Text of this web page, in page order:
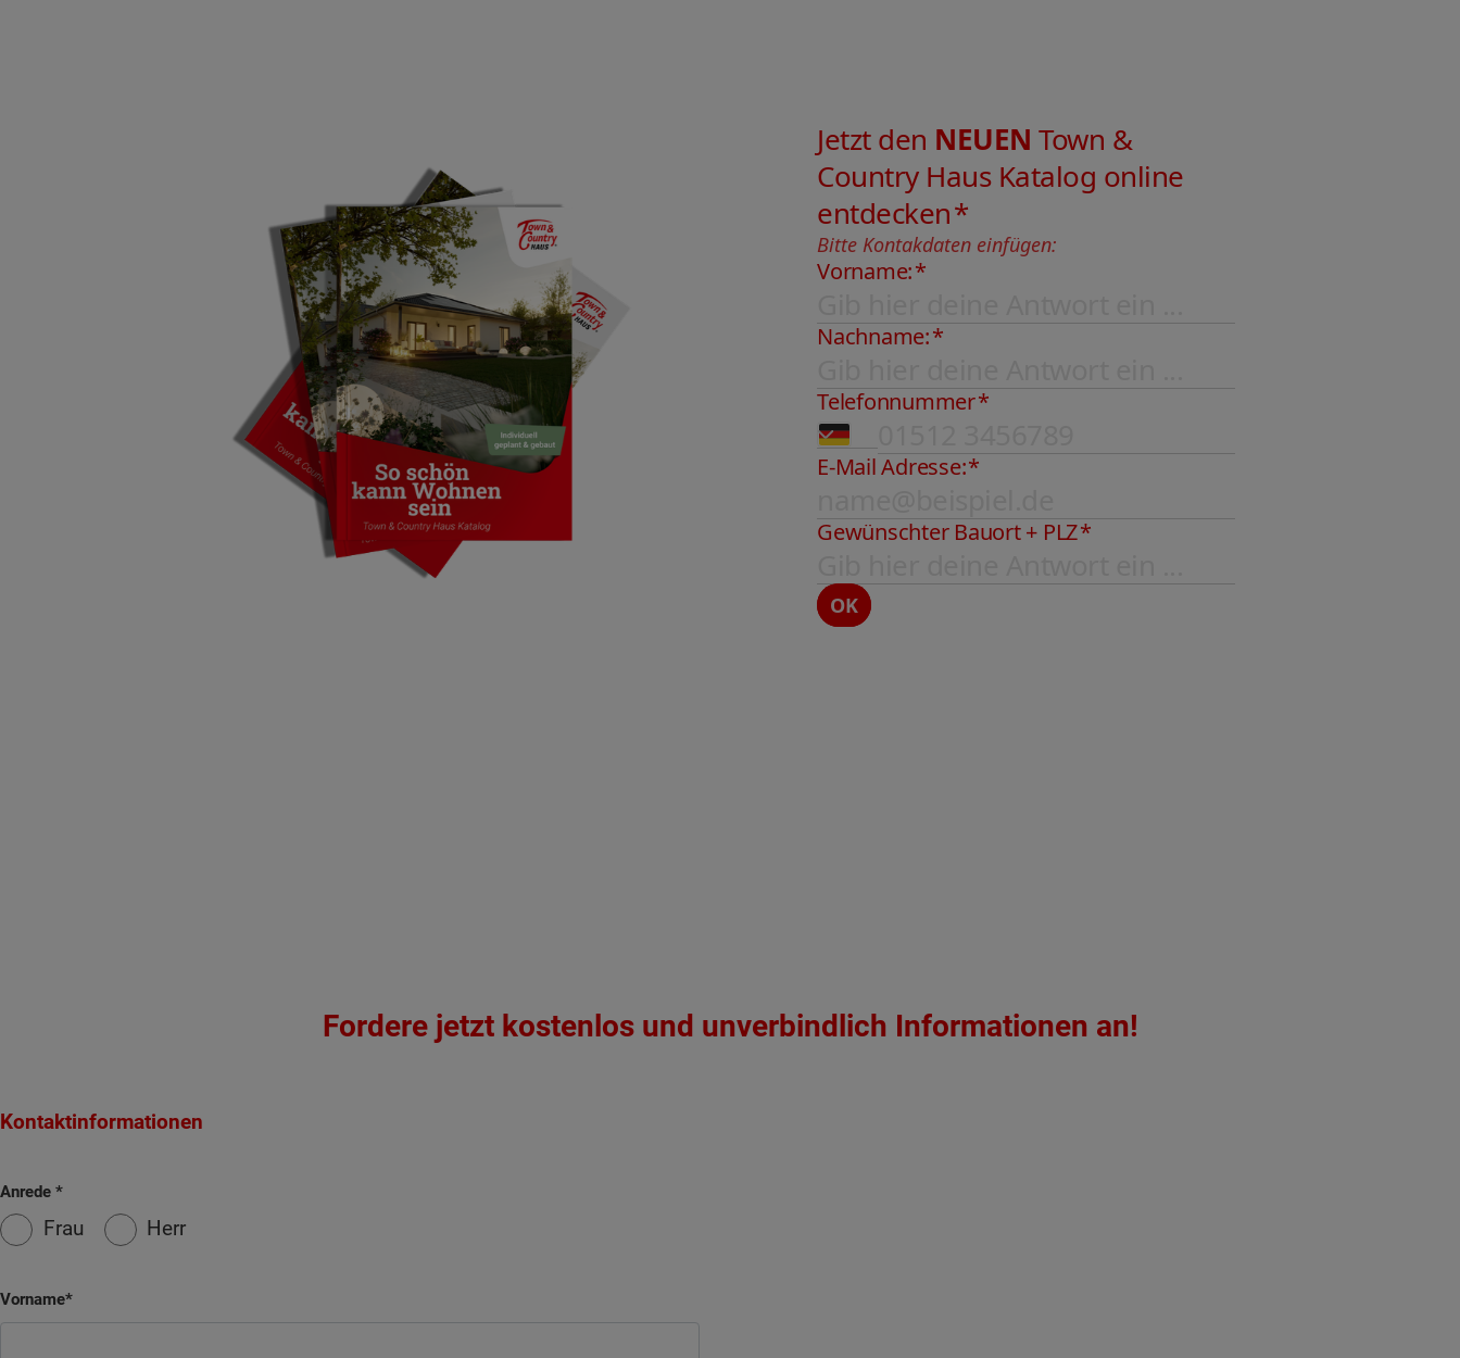
Fordere jetzt kostenlos und unverbindlich Informationen an!
Kontaktinformationen
Anrede
Frau Herr
Vorname